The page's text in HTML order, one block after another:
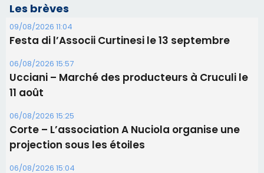
06/08/2026 15:25
Corte – L’association A Nuciola organise une
projection sous les étoiles
06/08/2026 15:04
Alata - Soirée Tango Argentin au stade de San
Benedetto
05/08/2026 09:53
Biguglia : messe de la Sainte-Marie et
procession le 14 août
31/07/2026 08:24